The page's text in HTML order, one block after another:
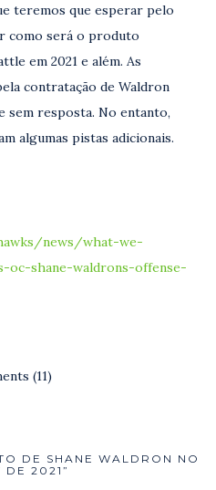
teremos que esperar pelo
como será o produto
em 2021 e além. As
contratação de Waldron
sem resposta. No entanto,
algumas pistas adicionais.
news/what-we-
oc-shane-waldrons-offense-
(11)
DE SHANE WALDRON NO
DE 2021”